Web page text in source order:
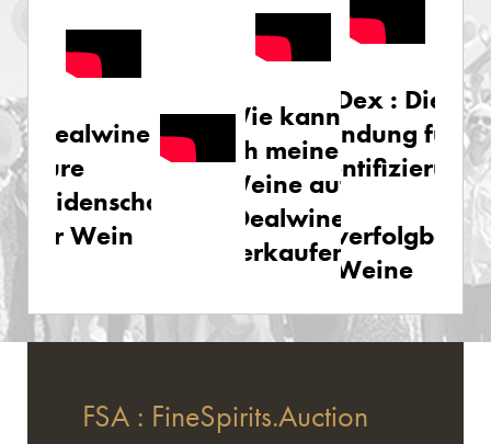
iDealwine:
Pure
Leidenschaft
für Wein
Wie kann
ich meine
Weine auf
iDealwine
verkaufen?
WineDex : Die
Anwendung für
Authentifizierung
und
Ihrer Weine
FSA : FineSpirits.Auction